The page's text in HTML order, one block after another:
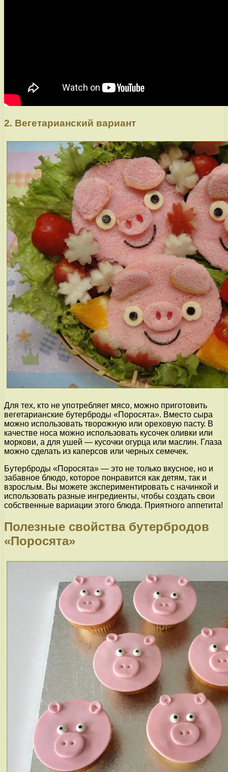
2. Вегетарианский вариант
Для тех, кто не употребляет мясо, можно приготовить
вегетарианские бутерброды «Поросята». Вместо сыра
можно использовать творожную или ореховую пасту. В
качестве носа можно использовать кусочек оливки или
моркови, а для ушей — кусочки огурца или маслин. Глаза
можно сделать из каперсов или черных семечек.
Бутерброды «Поросята» — это не только вкусное, но и
забавное блюдо, которое понравится как детям, так и
взрослым. Вы можете экспериментировать с начинкой и
использовать разные ингредиенты, чтобы создать свои
собственные вариации этого блюда. Приятного аппетита!
Полезные свойства бутербродов
«Поросята»